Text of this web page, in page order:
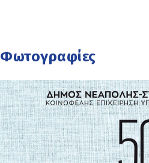
Φωτογραφίες